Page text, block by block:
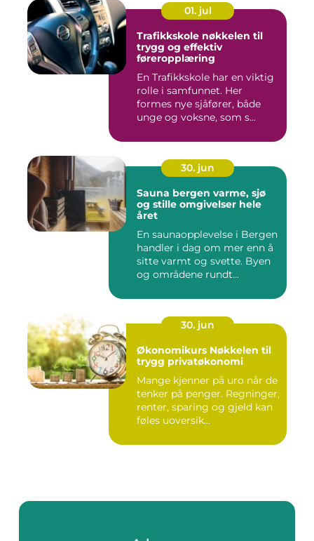
01. jul
Trafikkskole nøkkelen til
trygg og effektiv
føreropplæring
En Trafikkskole har en viktig
rolle i samfunnet. Her
formes nye sjåfører, både
unge og voksne, som s...
30. jun
Sauna bergen varme, sjø
og stille omgivelser hele
året
En saunaopplevelse i Bergen
handler i dag om mer enn å
sitte varmt og svette. Byen
og områdene rundt...
30. jun
Økonomikurs Nøkkelen til
trygg privatøkonomi
Mange kjenner på uro når de
tenker på penger. Regninger,
renter, sparing og gjeld kan
føles uoversik...